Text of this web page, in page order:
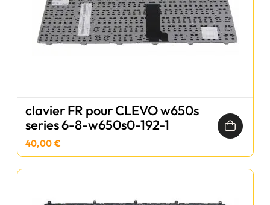
clavier FR pour CLEVO w650s
series 6-8-w650s0-192-1
40,00 €